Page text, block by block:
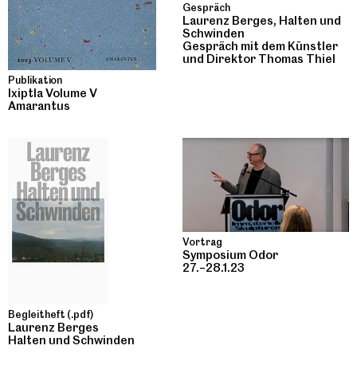
Publikation
Ixiptla Volume V
Amarantus
Gespräch
Laurenz Berges, Halten und
Schwinden
Gespräch mit dem Künstler
und Direktor Thomas Thiel
Begleitheft (.pdf)
Laurenz Berges
Halten und Schwinden
Vortrag
Symposium Odor
27.–28.1.23